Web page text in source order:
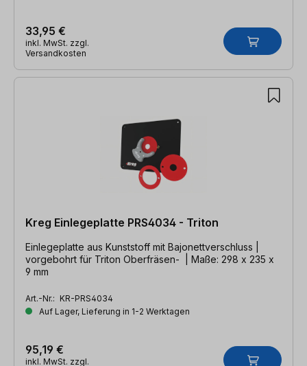
33,95 €
inkl. MwSt. zzgl.
Versandkosten
Kreg Einlegeplatte PRS4034 - Triton
Einlegeplatte aus Kunststoff mit Bajonettverschluss |
vorgebohrt für Triton Oberfräsen- | Maße: 298 x 235 x
9 mm
Art.-Nr.: KR-PRS4034
Auf Lager, Lieferung in 1-2 Werktagen
95,19 €
inkl. MwSt. zzgl.